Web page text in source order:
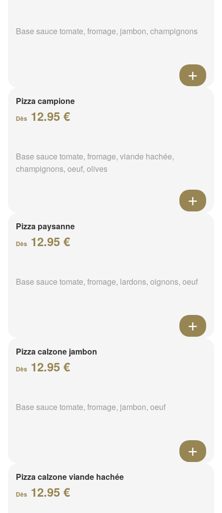
Base sauce tomate, fromage, jambon, champignons
Pizza campione
Dès 12.95 €
Base sauce tomate, fromage, viande hachée,
champignons, oeuf, olives
Pizza paysanne
Dès 12.95 €
Base sauce tomate, fromage, lardons, oignons, oeuf
Pizza calzone jambon
Dès 12.95 €
Base sauce tomate, fromage, jambon, oeuf
Pizza calzone viande hachée
Dès 12.95 €